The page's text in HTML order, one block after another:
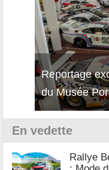
Reportage
du Musée
En vedette
Rallye